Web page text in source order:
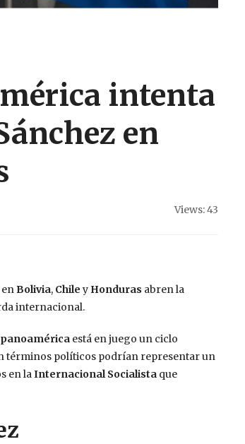
intenta
en
Views: 43
enBolivia, Chiley Honduras abren la
internacional.
está en juego un ciclo
términos políticos podrían representar un
en laInternacional Socialistaque